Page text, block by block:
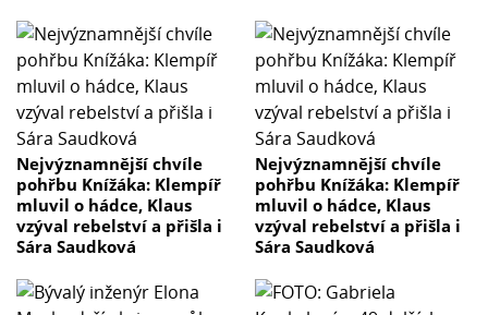
Nejvýznamnější chvíle
pohřbu Knížáka: Klempíř
mluvil o hádce, Klaus
vzýval rebelství a přišla i
Sára Saudková
Nejvýznamnější chvíle
pohřbu Knížáka: Klempíř
mluvil o hádce, Klaus
vzýval rebelství a přišla i
Sára Saudková